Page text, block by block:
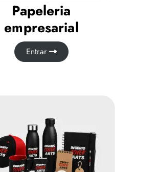
Papeleria
empresarial
Entrar